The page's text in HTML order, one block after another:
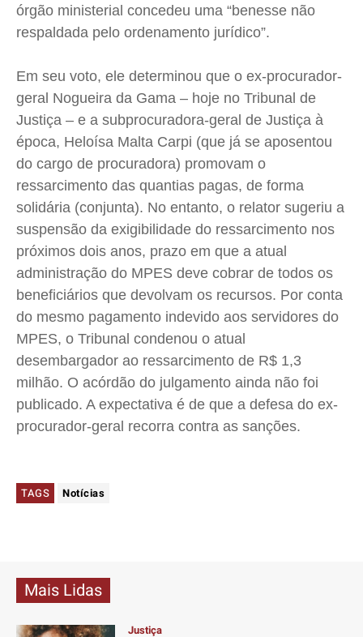
órgão ministerial concedeu uma “benesse não
respaldada pelo ordenamento jurídico”.
Em seu voto, ele determinou que o ex-procurador-
geral Nogueira da Gama – hoje no Tribunal de
Justiça – e a subprocuradora-geral de Justiça à
época, Heloísa Malta Carpi (que já se aposentou
do cargo de procuradora) promovam o
ressarcimento das quantias pagas, de forma
solidária (conjunta). No entanto, o relator sugeriu a
suspensão da exigibilidade do ressarcimento nos
próximos dois anos, prazo em que a atual
administração do MPES deve cobrar de todos os
beneficiários que devolvam os recursos. Por conta
do mesmo pagamento indevido aos servidores do
MPES, o Tribunal condenou o atual
desembargador ao ressarcimento de R$ 1,3
milhão. O acórdão do julgamento ainda não foi
publicado. A expectativa é de que a defesa do ex-
procurador-geral recorra contra as sanções.
TAGS Notícias
Mais Lidas
Justiça